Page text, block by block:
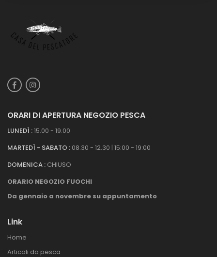
ORARI DI APERTURA NEGOZIO PESCA
LUNEDÌ :15.00 - 19.00
MARTEDÌ - SABATO : 08.30 - 12.30 | 15:00 - 19:00
DOMENICA : CHIUSO
ORARIO NEGOZIO FUOCHI
Da gennaio a novembre su appuntamento
Link
Home
Articoli da pesca